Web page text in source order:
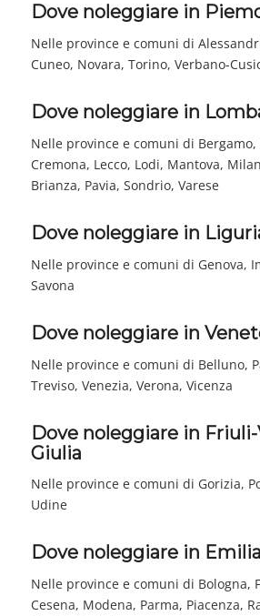
Dove noleggiare in
Nelle province e comuni di
Cuneo, Novara, Torino, Verbano-
Dove noleggiare in
Nelle province e comuni di Bergamo,
Cremona, Lecco, Lodi, Mantova,
Brianza, Pavia, Sondrio, Varese
Dove noleggiare in
Nelle province e comuni di Genova,
Savona
Dove noleggiare in
Nelle province e comuni di Belluno,
Treviso, Venezia, Verona, Vicenza
Dove noleggiare in Friuli-
Giulia
Nelle province e comuni di Gorizia,
Udine
Dove noleggiare in
Nelle province e comuni di Bologna,
Cesena, Modena, Parma, Piacenza,